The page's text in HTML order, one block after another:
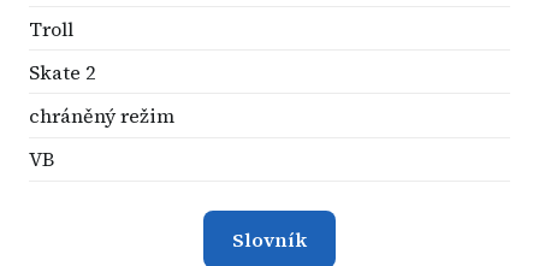
Troll
Skate 2
chráněný režim
VB
Slovník